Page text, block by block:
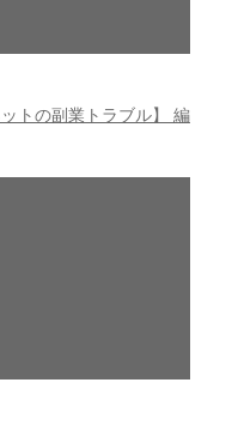
トの副業トラブル】 編